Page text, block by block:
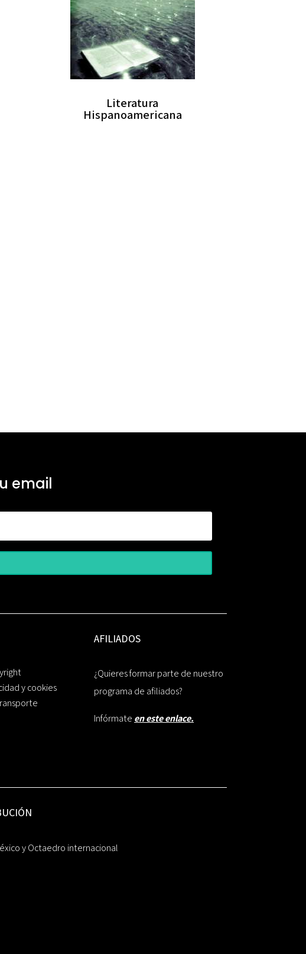
Literatura
Hispanoamericana
email
y cookies
AFILIADOS
¿Quieres formar parte de nuestro
programa de afiliados?
Infórmate en este enlace.
y Octaedro internacional